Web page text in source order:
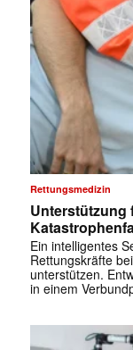
Rettungsmedizin
Unterstützung
Ein intelligentes
Rettungskräfte
unterstützen.
in einem